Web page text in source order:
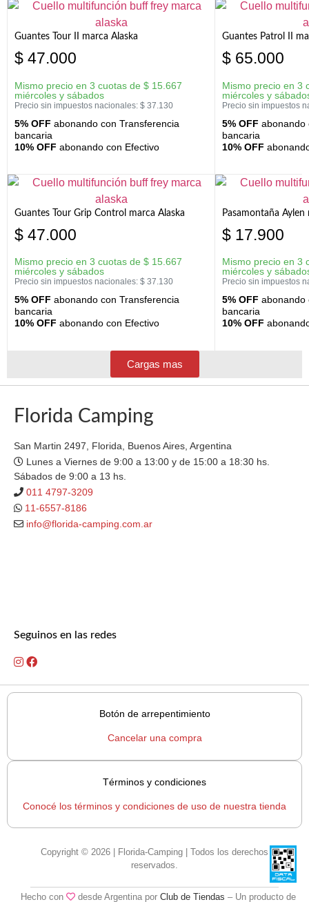
Guantes Tour II marca Alaska
$ 47.000
Mismo precio en 3 cuotas de $ 15.667
miércoles y sábados
Precio sin impuestos nacionales: $ 37.130
5% OFF abonando con Transferencia
bancaria
10% OFF abonando con Efectivo
Guantes Patrol II
$ 65.000
Mismo precio en 3
miércoles y
Precio sin impuestos
5% OFF abonando
bancaria
10% OFF
Guantes Tour Grip Control marca Alaska
$ 47.000
Mismo precio en 3 cuotas de $ 15.667
miércoles y sábados
Precio sin impuestos nacionales: $ 37.130
5% OFF abonando con Transferencia
bancaria
10% OFF abonando con Efectivo
Pasamontaña Aylen
$ 17.900
Mismo precio en 3
miércoles y
Precio sin impuestos
5% OFF abonando
bancaria
10% OFF
Cargas mas
Florida Camping
San Martin 2497, Florida, Buenos Aires, Argentina
Lunes a Viernes de 9:00 a 13:00 y de 15:00 a 18:30 hs.
Sábados de 9:00 a 13 hs.
011 4797-3209
11-6557-8186
info@florida-camping.com.ar
Seguinos en las redes
Botón de arrepentimiento
Cancelar una compra
Términos y condiciones
Conocé los términos y condiciones de uso de nuestra tienda
Copyright © 2026 | Florida-Camping | Todos los derechos
reservados.
Hecho con desde Argentina por Club de Tiendas – Un producto de